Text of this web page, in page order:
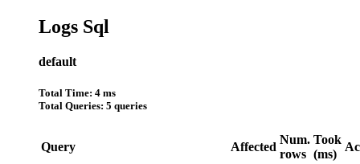
Logs Sql
default
Total Time: 4 ms
Total Queries: 5 queries
Query Affected
Num.
rows
Took
(ms)